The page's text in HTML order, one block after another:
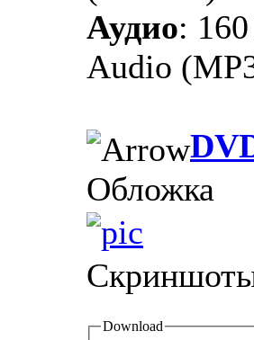
Аудио:
Audio
Обложка
Download